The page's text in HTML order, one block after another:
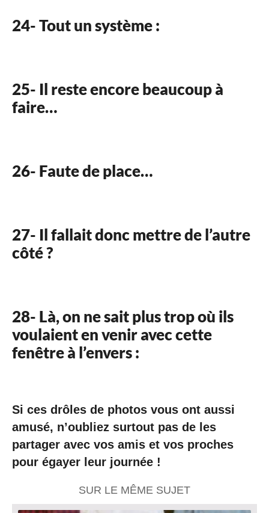
24- Tout un système :
25- Il reste encore beaucoup à
faire…
26- Faute de place…
27- Il fallait donc mettre de l’autre
côté ?
28- Là, on ne sait plus trop où ils
voulaient en venir avec cette
fenêtre à l’envers :
Si ces drôles de photos vous ont aussi
amusé, n’oubliez surtout pas de les
partager avec vos amis et vos proches
pour égayer leur journée !
SUR LE MÊME SUJET